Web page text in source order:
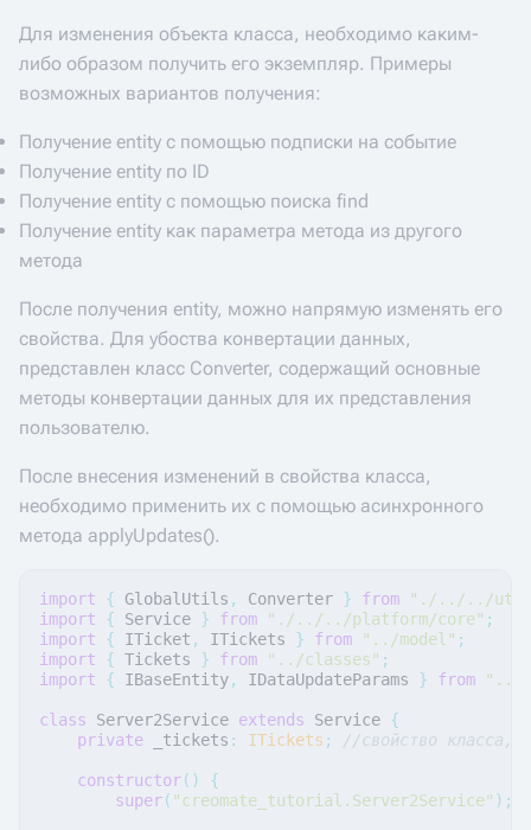
Для изменения объекта класса, необходимо каким-
либо образом получить его экземпляр. Примеры
возможных вариантов получения:
Получение entity с помощью подписки на событие
Получение entity по ID
Получение entity с помощью поиска find
Получение entity как параметра метода из другого
метода
После получения entity, можно напрямую изменять его
свойства. Для убоства конвертации данных,
представлен класс Converter, содержащий основные
методы конвертации данных для их представления
пользователю.
После внесения изменений в свойства класса,
необходимо применить их с помощью асинхронного
метода applyUpdates().
import { GlobalUtils , Converter } from
"./../../
import
{ Service } from "./../../platform/core" ;
import
{ ITicket , ITickets } from "../model" ;
import
{ Tickets } from "../classes" ;
import
{ IBaseEntity, IDataUpdateParams } from "../
class Server2Service extends Service {
private
_tickets : ITickets ; //свойство класса,
constructor()
{
super( "creomate_tutorial.Server2Service" );